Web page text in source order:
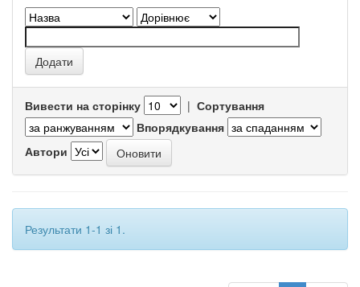
Вивести на сторінку | Сортування
Впорядкування
Автори
Результати 1-1 зі 1.